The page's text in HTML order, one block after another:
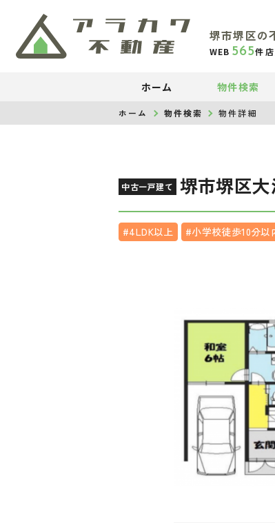
堺市堺区の
WEB 565件
ホーム 物件検索
ホーム 物件検索 物件詳細
中古一戸建て 堺市堺区
#4LDK以上 #小学校徒歩10分以